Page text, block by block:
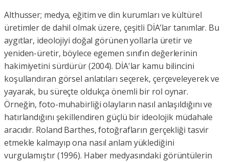
Althusser; medya, eğitim ve din kurumları ve kültürel
üretimler de dahil olmak üzere, çeşitli DİA’lar tanımlar. Bu
aygıtlar, ideolojiyi doğal görünen yollarla üretir ve
yeniden-üretir, böylece egemen sınıfın değerlerinin
hakimiyetini sürdürür (2004). DİA'lar kamu bilincini
koşullandıran görsel anlatıları seçerek, çerçeveleyerek ve
yayarak, bu süreçte oldukça önemli bir rol oynar.
Örneğin, foto-muhabirliği olayların nasıl anlaşıldığını ve
hatırlandığını şekillendiren güçlü bir ideolojik müdahale
aracıdır. Roland Barthes, fotoğrafların gerçekliği tasvir
etmekle kalmayıp ona nasıl anlam yüklediğini
vurgulamıştır (1996). Haber medyasındaki görüntülerin